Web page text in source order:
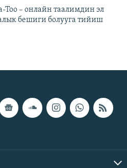
Тоо – онлайн таалимдин эл
бешиги болууга тийиш